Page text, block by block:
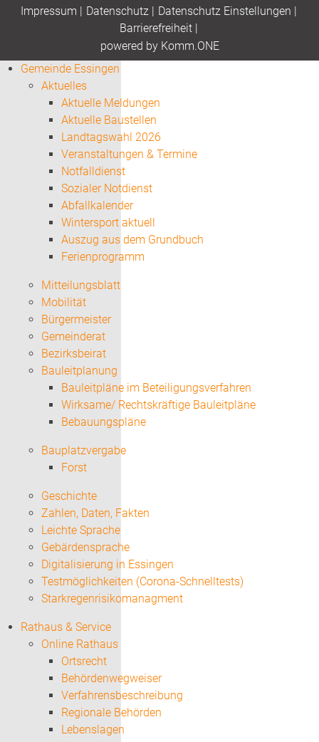
Impressum | Datenschutz| Datenschutz Einstellungen |
Barrierefreiheit|
powered by Komm.ONE
Gemeinde Essingen
Aktuelles
Aktuelle Meldungen
Aktuelle Baustellen
Landtagswahl 2026
Veranstaltungen & Termine
Notfalldienst
Sozialer Notdienst
Abfallkalender
Wintersport aktuell
Auszug aus dem Grundbuch
Ferienprogramm
Mitteilungsblatt
Mobilität
Bürgermeister
Gemeinderat
Bezirksbeirat
Bauleitplanung
Bauleitpläne im Beteiligungsverfahren
Wirksame/ Rechtskräftige Bauleitpläne
Bebauungspläne
Bauplatzvergabe
Forst
Geschichte
Zahlen, Daten, Fakten
Leichte Sprache
Gebärdensprache
Digitalisierung in Essingen
Testmöglichkeiten (Corona-Schnelltests)
Starkregenrisikomanagment
Rathaus & Service
Online Rathaus
Ortsrecht
Behördenwegweiser
Verfahrensbeschreibung
Regionale Behörden
Lebenslagen